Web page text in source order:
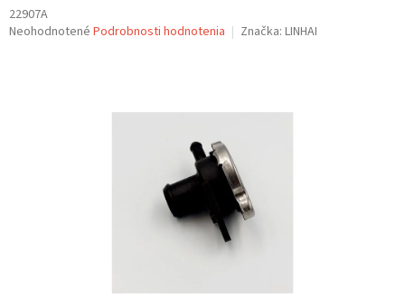
22907A
Priemerné
Neohodnotené Podrobnosti hodnotenia Značka: LINHAI